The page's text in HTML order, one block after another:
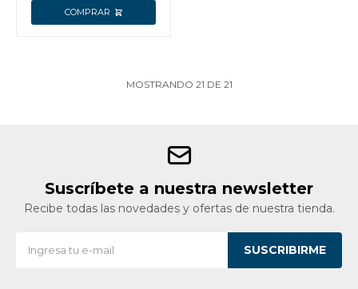
MOSTRANDO 21 DE 21
Suscríbete a nuestra newsletter
Recibe todas las novedades y ofertas de nuestra tienda.
SUSCRIBIRME